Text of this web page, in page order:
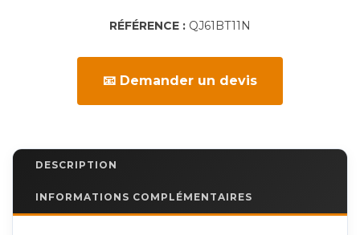
RÉFÉRENCE : QJ61BT11N
📧 Demander un devis
DESCRIPTION
INFORMATIONS COMPLÉMENTAIRES